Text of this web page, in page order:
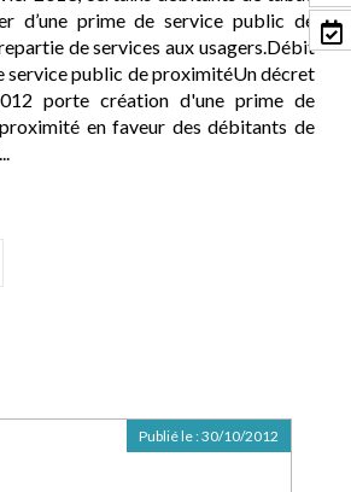
d’une prime de service public de
de services aux usagers.Débit
service public de proximitéUn décret
porte création d'une prime de
en faveur des débitants de
Publié le :30/10/2012